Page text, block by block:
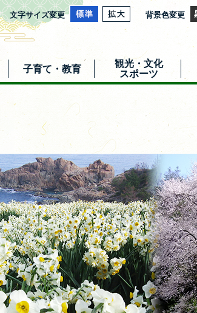
文字サイズ変更 背景色変更
子育て・教育
観光・文化
スポーツ